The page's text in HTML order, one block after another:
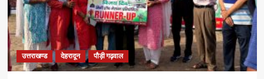
उत्तराखण्ड देहरादून पौड़ी गढ़वाल